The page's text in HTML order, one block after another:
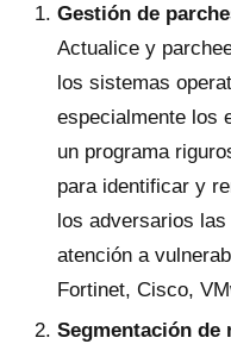
Gestión de
Actualice y
los sistemas
especialmente los
un programa
para identificar y
los adversarios
atención a
Fortinet, Cisco,
Segmentación de